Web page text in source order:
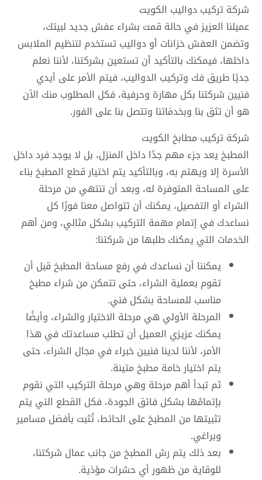
شركة تركيب دواليب الكويت
عميلنا العزيز في حالة قمت بشراء عفش جديد لبيتك،
وتضمن العفش خزانات أو دواليب تستخدم لتنظيم الملابس
داخلها، فيمكنك بالتأكيد أن تستعين بشركتنا، لأننا نعلم
جديًا طريق فك وتركيب الدواليب، فيتم الأمر على أيدي
فنيين شركتنا بكل مهارة وحرفية، فكل المطلوب منك الآن
هو أن تثق بنا وبخدمَاتنا وتتصل بنا على الفور.
شركة تركيب مطابخ الكويت
المطبخ يعد جزء مهم جدًا داخل المنزل، بل لا يوجد فرد داخل
الأسرة إلا ويهتم به، وبالتأكيد يتم اختيار قطع المطبخ بناء
على المساحة المتوفرة له، وبعد أن تنتهي من مرحلة
الشراء أو التفصيل، يمكنك أن تتواصل معنا فورًا كل
نساعدك في إتمام مهمة التركيب بشكل مثالي، ومن أهم
الخدمات التي يمكنك طلبها من شركتنا:
يمكننا أن نساعدك في رفع مساحة المطبخ قبل أن
تقوم بعملية الشراء، حتى تتمكن من شراء مطبخ
مناسب للمساحة بشكل فني.
المرحلة الأولي هي مرحلة الاختيار والشراء، وأيضًا
يمكنك عزيزي العميل أن تطلب مساعدتك في هذا
الأمر، لأننا لدينا فنيين خبراء في مجال الشراء، حتى
يتم اختيار خامة مطبخ متينة.
ثم تبدأ أهم مرحلة وهي مرحلة التركيب التي نقوم
بإتمامْها بشكل فائق الجودة، فكل القطع التي يتم
تثبيتها من المطبخ على الحائط، تُثبت بأفضل مسامير
وبراغي.
بعد ذلك يتم رش المطبخ من جانب عمال شركتنا،
للوقاية من ظهور أي حشرات مؤذية.